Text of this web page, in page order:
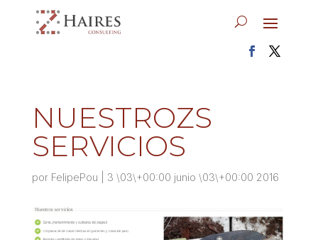
NUESTROZS
SERVICIOS
por FelipePou 3 \03\+00:00 junio \03\+00:00 2016